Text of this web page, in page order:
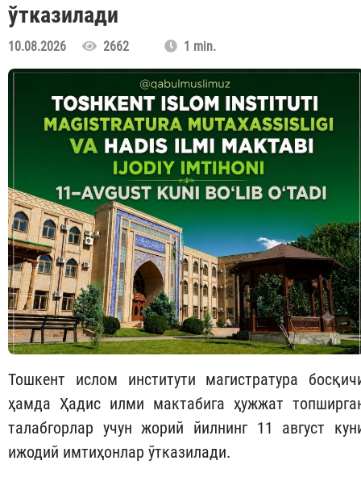
ўтказилади
10.08.2026 2662 1 min.
Тошкент ислом институти магистратура
ҳамда Ҳадис илми мактабига ҳужжат
талабгорлар учун жорий йилнинг 11 август
ижодий имтиҳонлар ўтказилади.